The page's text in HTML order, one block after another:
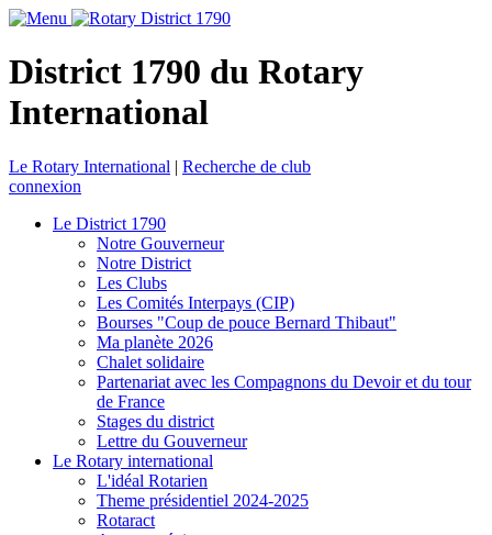
District 1790 du Rotary
International
Le Rotary International | Recherche de club
connexion
Le District 1790
Notre Gouverneur
Notre District
Les Clubs
Les Comités Interpays (CIP)
Bourses "Coup de pouce Bernard Thibaut"
Ma planète 2026
Chalet solidaire
Partenariat avec les Compagnons du Devoir et du tour
de France
Stages du district
Lettre du Gouverneur
Le Rotary international
L'idéal Rotarien
Theme présidentiel 2024-2025
Rotaract